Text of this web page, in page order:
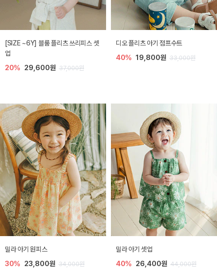
[SIZE ~6Y] 블룸 플리츠 쓰리피스 셋
업
20% 29,600원 37,000원
디오 플리츠 아기 점프수트
40% 19,800원 33,000원
밀라 아기 원피스
30% 23,800원 34,000원
밀라 아기 셋업
40% 26,400원 44,000원